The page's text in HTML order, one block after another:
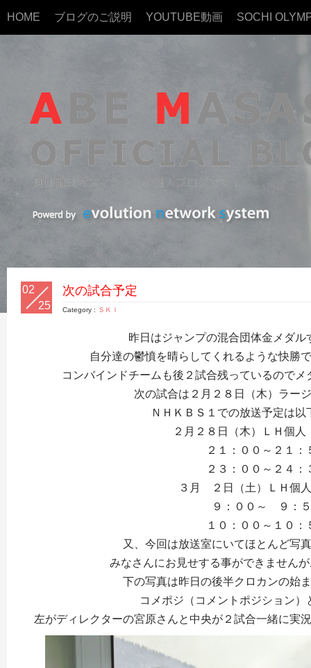
HOME ブログのご説明 YOUTUBE動画 SOCHI
02
25
次の試合予定
Category : ＳＫＩ
昨日はジャンプの混合団体金メダル
自分達の鬱憤を晴らしてくれるような快勝
コンバインドチームも後２試合残っているので
次の試合は２月２８日（木）ラー
ＮＨＫＢＳ１での放送予定は以
２月２８日（木）ＬＨ個
２１：００～２１：
２３：００～２４：
３月 ２日（土）ＬＨ個
９：００～ ９：
１０：００～１０：
又、今回は放送室にいてほとんど写
みなさんにお見せする事ができません
下の写真は昨日の後半クロカンの始
コメポジ（コメントポジション）
左がディレクターの宮原さんと中央が２試合一緒に実